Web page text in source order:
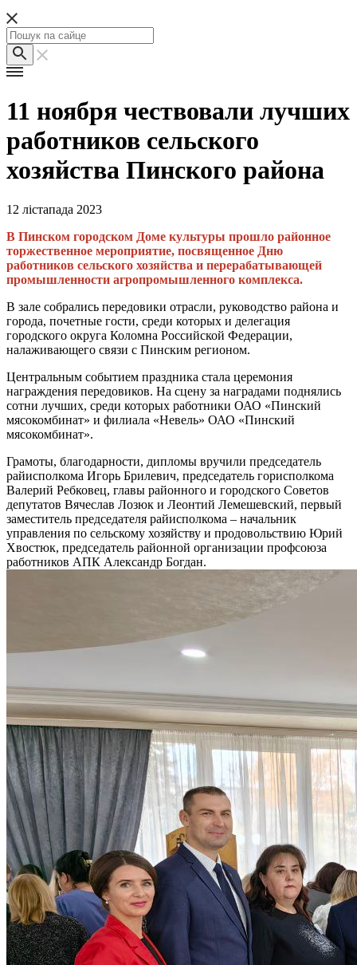
11 ноября чествовали лучших
работников сельского
хозяйства Пинского района
12 лістапада 2023
В Пинском городском Доме культуры прошло районное
торжественное мероприятие, посвященное Дню
работников сельского хозяйства и перерабатывающей
промышленности агропромышленного комплекса.
В зале собрались передовики отрасли, руководство района и
города, почетные гости, среди которых и делегация
городского округа Коломна Российской Федерации,
налаживающего связи с Пинским регионом.
Центральным событием праздника стала церемония
награждения передовиков. На сцену за наградами поднялись
сотни лучших, среди которых работники ОАО «Пинский
мясокомбинат» и филиала «Невель» ОАО «Пинский
мясокомбинат».
Грамоты, благодарности, дипломы вручили председатель
райисполкома Игорь Брилевич, председатель горисполкома
Валерий Ребковец, главы районного и городского Советов
депутатов Вячеслав Лозюк и Леонтий Лемешевский, первый
заместитель председателя райисполкома – начальник
управления по сельскому хозяйству и продовольствию Юрий
Хвостюк, председатель районной организации профсоюза
работников АПК Александр Богдан.